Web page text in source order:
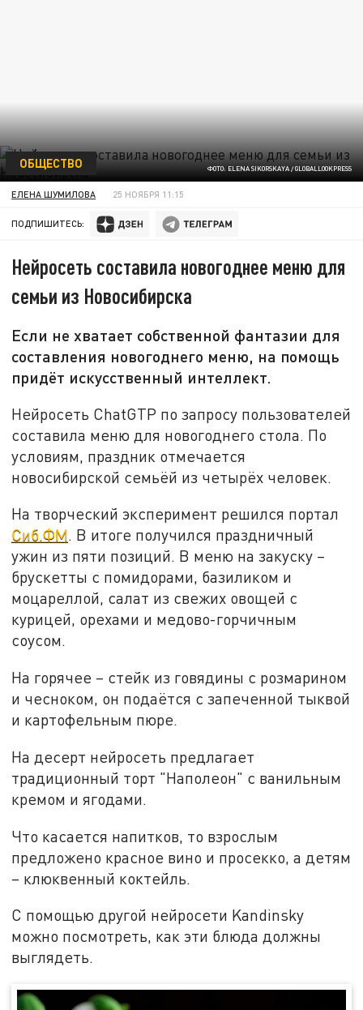
ФОТО: ELENA SIKORSKAYA / GLOBALLOOKPRESS
ОБЩЕСТВО
ЕЛЕНА ШУМИЛОВА 25 НОЯБРЯ 11:15
ПОДПИШИТЕСЬ:
Нейросеть составила новогоднее меню для
семьи из Новосибирска
Если не хватает собственной фантазии для
составления новогоднего меню, на помощь
придёт искусственный интеллект.
Нейросеть ChatGTP по запросу пользователей
составила меню для новогоднего стола. По
условиям, праздник отмечается
новосибирской семьёй из четырёх человек.
На творческий эксперимент решился портал
Сиб.ФМ. В итоге получился праздничный
ужин из пяти позиций. В меню на закуску –
брускетты с помидорами, базиликом и
моцареллой, салат из свежих овощей с
курицей, орехами и медово-горчичным
соусом.
На горячее – стейк из говядины с розмарином
и чесноком, он подаётся с запеченной тыквой
и картофельным пюре.
На десерт нейросеть предлагает
традиционный торт "Наполеон" с ванильным
кремом и ягодами.
Что касается напитков, то взрослым
предложено красное вино и просекко, а детям
– клюквенный коктейль.
С помощью другой нейросети Kandinsky
можно посмотреть, как эти блюда должны
выглядеть.